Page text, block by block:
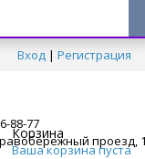
Вход | Регистрация
88-77
проезд,
Корзина
Ваша корзина пуста